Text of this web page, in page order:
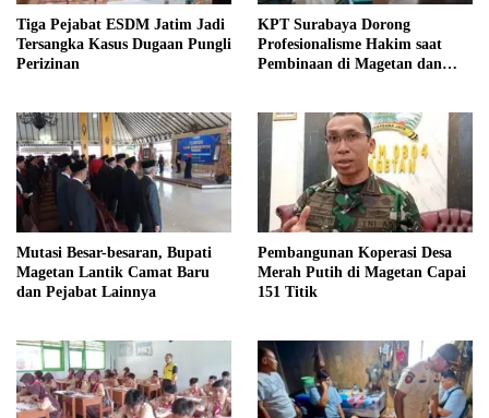
Tiga Pejabat ESDM Jatim Jadi
Tersangka Kasus Dugaan Pungli
Perizinan
KPT Surabaya Dorong
Profesionalisme Hakim saat
Pembinaan di Magetan dan
Mutasi Besar-besaran, Bupati
Magetan Lantik Camat Baru
dan Pejabat Lainnya
Pembangunan Koperasi Desa
Merah Putih di Magetan Capai
151 Titik